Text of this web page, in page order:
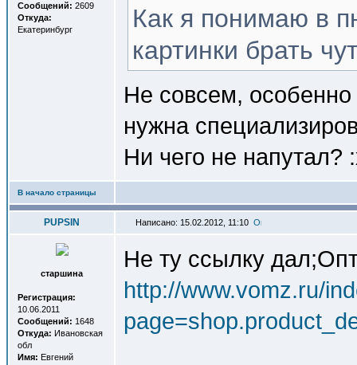
Сообщений: 2609
Откуда:
Екатеринбург
Как я понимаю в
картинки брать
Не совсем, особенно
нужна
Ни чего не напутал?
В начало страницы
PUPSIN Написано: 15.02.2012, 11:10
старшина
Регистрация:
10.06.2011
Сообщений: 1648
Откуда: Ивановская
обл
Имя: Евгений
Не ту ссылку
http://www.vomz.ru/